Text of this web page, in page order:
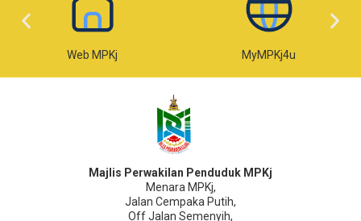
Web MPKj MyMPKj4u
Majlis Perwakilan Penduduk MPKj
Menara MPKj,
Jalan Cempaka Putih,
Off Jalan Semenyih,